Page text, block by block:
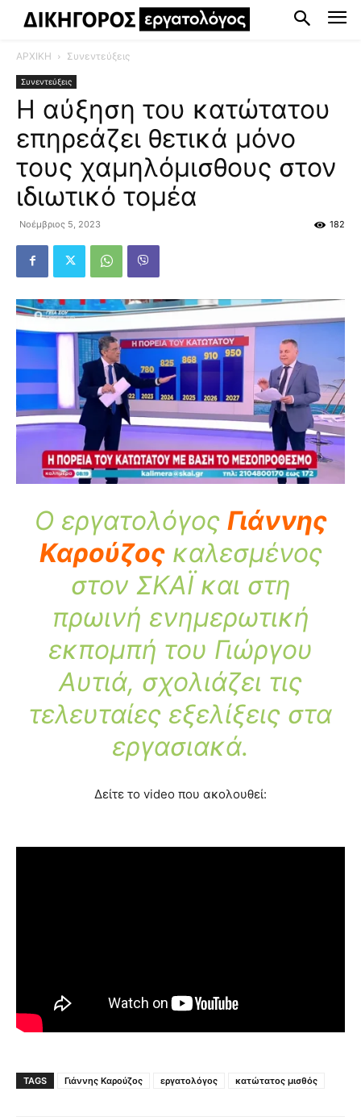
ΑΡΧΙΚΗ Συνεντεύξεις
Συνεντεύξεις
Η αύξηση του κατώτατου
επηρεάζει θετικά μόνο
τους χαμηλόμισθους στον
ιδιωτικό τομέα
Νοέμβριος 5, 2023 182
O εργατολόγος Γιάννης
Καρούζος καλεσμένος
στον ΣΚΑΪ και στη
πρωινή ενημερωτική
εκπομπή του Γιώργου
Αυτιά, σχολιάζει τις
τελευταίες εξελίξεις στα
εργασιακά.
Δείτε το video που ακολουθεί:
TAGS Γιάννης Καρούζος εργατολόγος κατώτατος μισθός